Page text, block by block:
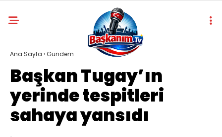
Ana Sayfa ›Gündem
Başkan Tugay’ın
yerinde tespitleri
sahaya yansıdı